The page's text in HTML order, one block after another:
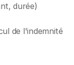
durée)
de l'indemnité